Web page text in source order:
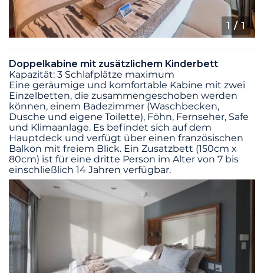
1 / 1
Doppelkabine mit zusätzlichem Kinderbett
Kapazität: 3 Schlafplätze maximum
Eine geräumige und komfortable Kabine mit zwei
Einzelbetten, die zusammengeschoben werden
können, einem Badezimmer (Waschbecken,
Dusche und eigene Toilette), Föhn, Fernseher, Safe
und Klimaanlage. Es befindet sich auf dem
Hauptdeck und verfügt über einen französischen
Balkon mit freiem Blick. Ein Zusatzbett (150cm x
80cm) ist für eine dritte Person im Alter von 7 bis
einschließlich 14 Jahren verfügbar.